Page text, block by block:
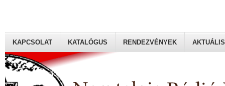
Rádiógyűjtők Magyaroszági Klubja
KAPCSOLAT KATALÓGUS RENDEZVÉNYEK AKTUÁLIS